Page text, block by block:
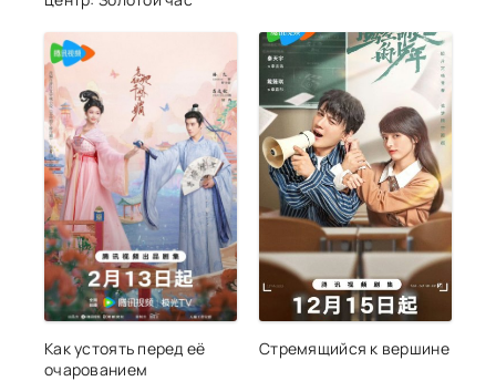
Как устоять перед её
очарованием
Стремящийся к вершине